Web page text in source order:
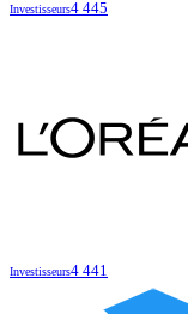
Investisseurs4 445
Investisseurs4 441